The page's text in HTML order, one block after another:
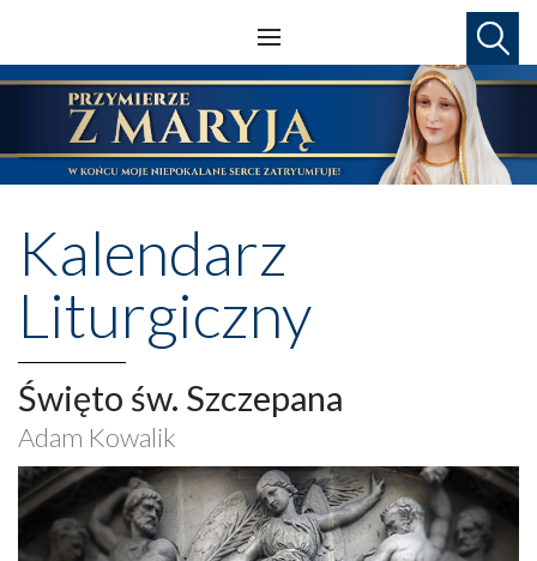
Kalendarz
Liturgiczny
Święto św. Szczepana
Adam Kowalik